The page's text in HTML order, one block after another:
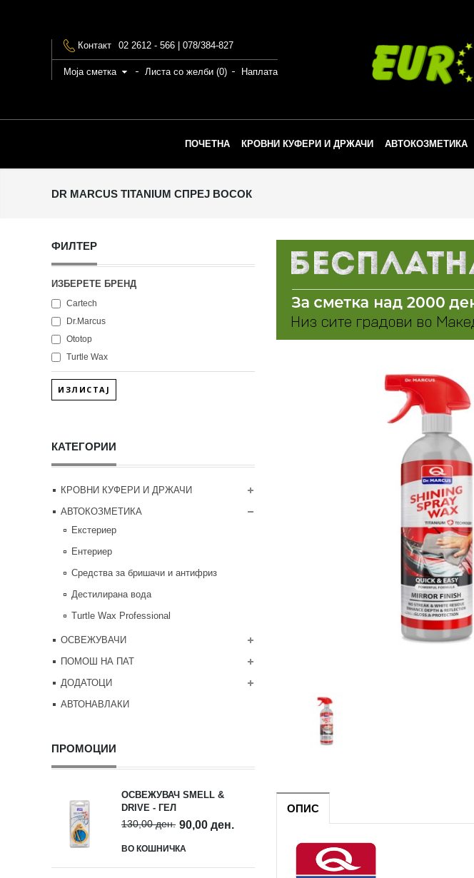
Контакт 02 2612 - 566 | 078/384-827
Моја сметка Листа со желби (0) Наплата
ПОЧЕТНА КРОВНИ КУФЕРИ И ДРЖАЧИ АВТОКОЗМЕТИКА
DR MARCUS TITANIUM СПРЕЈ ВОСОК
ФИЛТЕР
ИЗБЕРЕТЕ БРЕНД
Cartech
Dr.Marcus
Ototop
Turtle Wax
ИЗЛИСТАЈ
КАТЕГОРИИ
КРОВНИ КУФЕРИ И ДРЖАЧИ
АВТОКОЗМЕТИКА
Екстериер
Ентериер
Средства за бришачи и антифриз
Дестилирана вода
Turtle Wax Professional
ОСВЕЖУВАЧИ
ПОМОШ НА ПАТ
ДОДАТОЦИ
АВТОНАВЛАКИ
ПРОМОЦИИ
ОСВЕЖУВАЧ SMELL &
DRIVE - ГЕЛ
130,00 ден. 90,00 ден.
ВО КОШНИЧКА
ОПИС